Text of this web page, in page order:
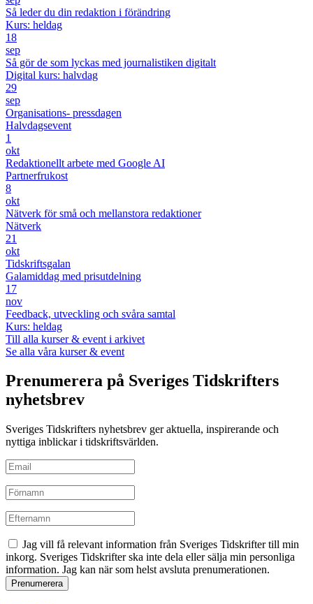
Så leder du din redaktion i förändring
Kurs: heldag
18
sep
Så gör de som lyckas med journalistiken digitalt
Digital kurs: halvdag
29
sep
Organisations- pressdagen
Halvdagsevent
1
okt
Redaktionellt arbete med Google AI
Partnerfrukost
8
okt
Nätverk för små och mellanstora redaktioner
Nätverk
21
okt
Tidskriftsgalan
Galamiddag med prisutdelning
17
nov
Feedback, utveckling och svåra samtal
Kurs: heldag
Till alla kurser & event i arkivet
Se alla våra kurser & event
Prenumerera på Sveriges Tidskrifters
nyhetsbrev
Sveriges Tidskrifters nyhetsbrev ger aktuella, inspirerande och
nyttiga inblickar i tidskriftsvärlden.
Jag vill få relevant information från Sveriges Tidskrifter till min
inkorg. Sveriges Tidskrifter ska inte dela eller sälja min personliga
information. Jag kan när som helst avsluta prenumerationen.